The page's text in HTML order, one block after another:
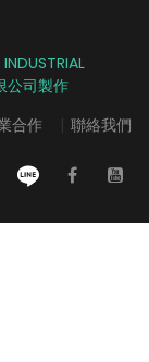
公司製作
合作 | 聯絡我們